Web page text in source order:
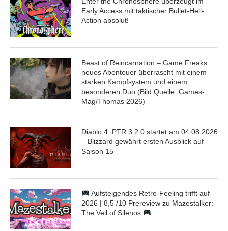
Early Access mit taktischer Bullet-Hell-
Action absolut!
Beast of Reincarnation – Game Freaks
neues Abenteuer überrascht mit einem
starken Kampfsystem und einem
besonderen Duo (Bild Quelle: Games-
Mag/Thomas 2026)
Diablo 4: PTR 3.2.0 startet am 04.08.2026
– Blizzard gewährt ersten Ausblick auf
Saison 15
Aufsteigendes Retro-Feeling trifft auf
2026 | 8,5 /10 Prereview zu Mazestalker:
The Veil of Silenos